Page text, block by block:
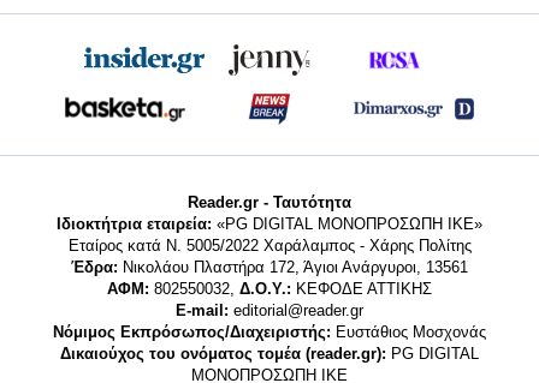
Reader.gr - Ταυτότητα
Ιδιοκτήτρια εταιρεία: «PG DIGITAL MONΟΠΡΟΣΩΠΗ ΙΚΕ»
Εταίρος κατά Ν. 5005/2022 Χαράλαμπος - Χάρης Πολίτης
Έδρα: Νικολάου Πλαστήρα 172, Άγιοι Ανάργυροι, 13561
ΑΦΜ: 802550032, Δ.Ο.Υ.: ΚΕΦΟΔΕ ΑΤΤΙΚΗΣ
E-mail: editorial@reader.gr
Νόμιμος Εκπρόσωπος/Διαχειριστής: Ευστάθιος Μοσχονάς
Δικαιούχος του ονόματος τομέα (reader.gr): PG DIGITAL
MONΟΠΡΟΣΩΠΗ ΙΚΕ